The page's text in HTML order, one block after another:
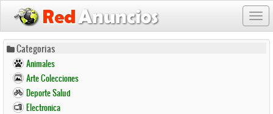
Pasar
contenido
principal
Categorias
Animales
Arte Colecciones
Deporte Salud
Electronica